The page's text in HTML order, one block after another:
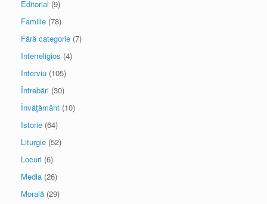
Editorial (9)
Familie (78)
Fără categorie (7)
Interreligios (4)
Interviu (105)
Întrebări (30)
Învăţământ (10)
Istorie (64)
Liturgie (52)
Locuri (6)
Media (26)
Morală (29)